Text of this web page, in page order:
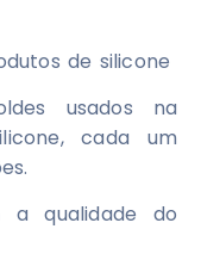
de silicone
usados ​​na
cada um
a qualidade do